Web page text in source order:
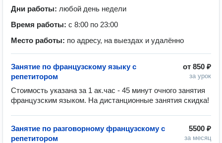
Дни работы: любой день недели
Время работы: с 8:00 по 23:00
Место работы: по адресу, на выездах и удалённо
от 850 ₽
за урок
Занятие по французскому языку с
репетитором
Стоимость указана за 1 ак.час - 45 минут очного занятия
французским языком. На дистанционные занятия скидка!
5500 ₽
за месяц
Занятие по разговорному французскому с
репетитором